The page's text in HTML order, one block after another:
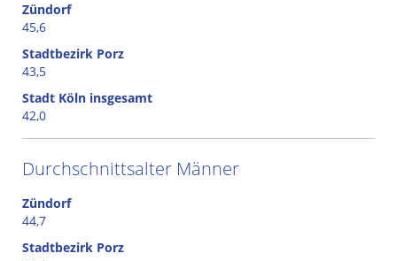
Zündorf
45,6
Stadtbezirk Porz
43,5
Stadt Köln insgesamt
42,0
Durchschnittsalter Männer
Zündorf
44,7
Stadtbezirk Porz